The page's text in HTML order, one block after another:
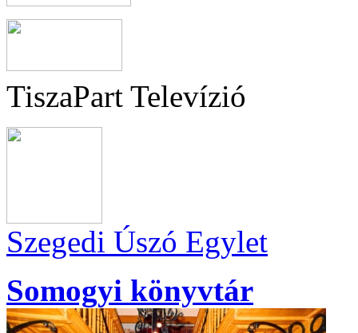
TiszaPart Televízió
Szegedi Úszó Egylet
Somogyi könyvtár